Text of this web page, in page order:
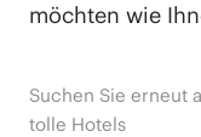
möchten wie
Suchen Sie erneut
tolle Hotels